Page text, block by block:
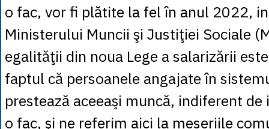
1 TRY= 0.1141
= 0.1048
1 XDR= 5.9383
= 0.2318
o fac, vor fi plătite la fel în anul 2022,
Ministerului Muncii şi Justiţiei Sociale
egalităţii din noua Lege a salarizării
faptul că persoanele angajate în
prestează aceeaşi muncă, indiferent
o fac, şi ne referim aici la meseriile